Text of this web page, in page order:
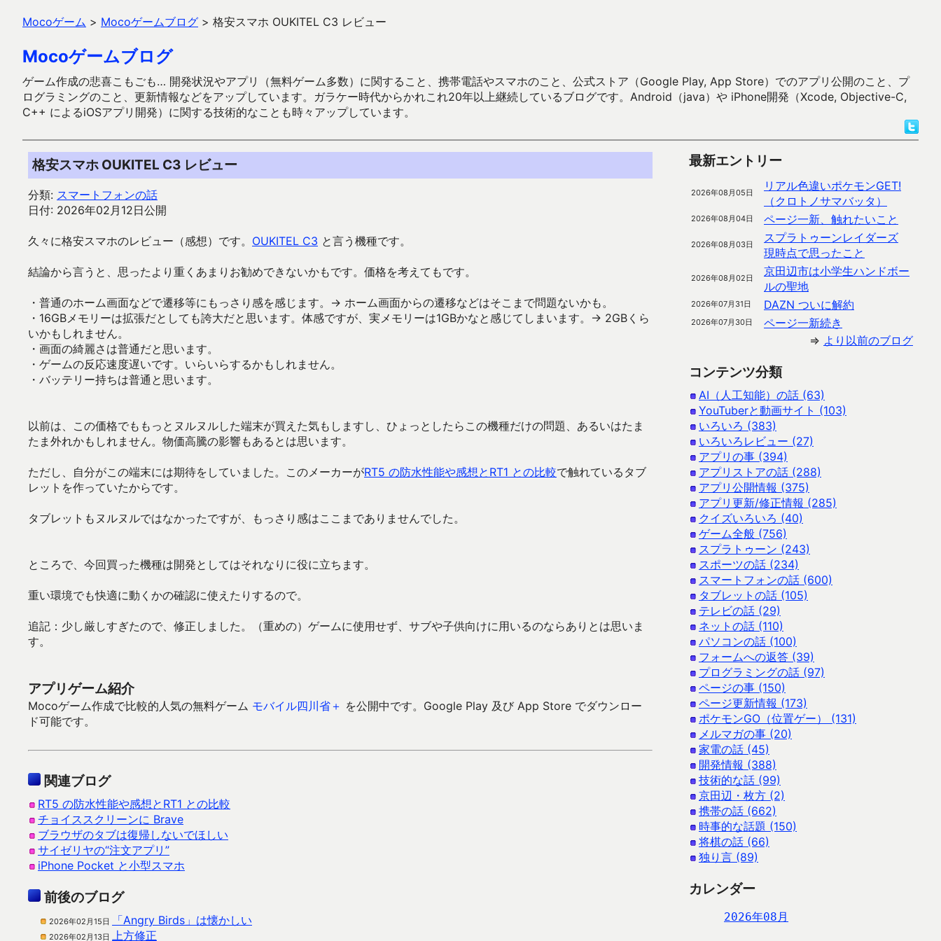
Mocoゲーム > Mocoゲームブログ > 格安スマホ OUKITEL C3 レビュー
Mocoゲームブログ
ゲーム作成の悲喜こもごも… 開発状況やアプリ（無料ゲーム多数）に関すること、携帯電話やスマホのこと、公式ストア（Google Play, App Store）でのアプリ公開のこと、プ
ログラミングのこと、更新情報などをアップしています。ガラケー時代からかれこれ20年以上継続しているブログです。Android（java）や iPhone開発（Xcode, Objective-C,
C++ によるiOSアプリ開発）に関する技術的なことも時々アップしています。
格安スマホ OUKITEL C3 レビュー
分類: スマートフォンの話
日付: 2026年02月12日公開
久々に格安スマホのレビュー（感想）です。 OUKITEL C3 と言う機種です。
結論から言うと、思ったより重くあまりお勧めできないかもです。価格を考えてもです。
・普通のホーム画面などで遷移等にもっさり感を感じます。→ ホーム画面からの遷移などはそこまで問題ないかも。
・16GBメモリーは拡張だとしても誇大だと思います。体感ですが、実メモリーは1GBかなと感じてしまいます。→ 2GBくら
いかもしれません。
・画面の綺麗さは普通だと思います。
・ゲームの反応速度遅いです。いらいらするかもしれません。
・バッテリー持ちは普通と思います。
以前は、この価格でももっとヌルヌルした端末が買えた気もしますし、ひょっとしたらこの機種だけの問題、あるいはたま
たま外れかもしれません。物価高騰の影響もあるとは思います。
ただし、自分がこの端末には期待をしていました。このメーカーがRT5 の防水性能や感想とRT1 との比較で触れているタブ
レットを作っていたからです。
タブレットもヌルヌルではなかったですが、もっさり感はここまでありませんでした。
ところで、今回買った機種は開発としてはそれなりに役に立ちます。
重い環境でも快適に動くかの確認に使えたりするので。
追記：少し厳しすぎたので、修正しました。（重めの）ゲームに使用せず、サブや子供向けに用いるのならありとは思いま
す。
アプリゲーム紹介
Mocoゲーム作成で比較的人気の無料ゲーム モバイル四川省＋ を公開中です。Google Play 及び App Store でダウンロー
ド可能です。
関連ブログ
RT5 の防水性能や感想とRT1 との比較
チョイススクリーンに Brave
ブラウザのタブは復帰しないでほしい
サイゼリヤの“注文アプリ”
iPhone Pocket と小型スマホ
前後のブログ
2026年02月15日 「Angry Birds」は懐かしい
2026年02月13日 上方修正
最新エントリー
2026年08月05日
リアル色違いポケモンGET!
（クロトノサマバッタ）
2026年08月04日 ページ一新、触れたいこと
2026年08月03日
スプラトゥーンレイダーズ
現時点で思ったこと
2026年08月02日
京田辺市は小学生ハンドボー
ルの聖地
2026年07月31日 DAZN ついに解約
2026年07月30日
ページ一新続き
⇒ より以前のブログ
コンテンツ分類
AI（人工知能）の話 (63)
YouTuberと動画サイト (103)
いろいろ (383)
いろいろレビュー (27)
アプリの事 (394)
アプリストアの話 (288)
アプリ公開情報 (375)
アプリ更新/修正情報 (285)
クイズいろいろ (40)
ゲーム全般 (756)
スプラトゥーン (243)
スポーツの話 (234)
スマートフォンの話 (600)
タブレットの話 (105)
テレビの話 (29)
ネットの話 (110)
パソコンの話 (100)
フォームへの返答 (39)
プログラミングの話 (97)
ページの事 (150)
ページ更新情報 (173)
ポケモンGO（位置ゲー） (131)
メルマガの事 (20)
家電の話 (45)
開発情報 (388)
技術的な話 (99)
京田辺・枚方 (2)
携帯の話 (662)
時事的な話題 (150)
将棋の話 (66)
独り言 (89)
カレンダー
2026年08月